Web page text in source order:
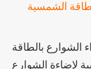
الشمسية
الشوارع بالطاقة
لإضاءة الشوارع